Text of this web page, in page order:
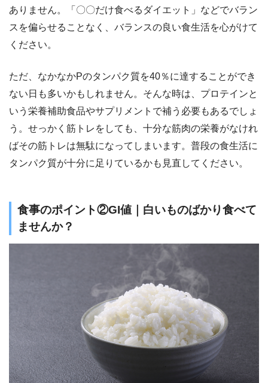
ありません。「〇〇だけ食べるダイエット」などでバラン
スを偏らせることなく、バランスの良い食生活を心がけて
ください。
ただ、なかなかPのタンパク質を40％に達することができ
ない日も多いかもしれません。そんな時は、プロテインと
いう栄養補助食品やサプリメントで補う必要もあるでしょ
う。せっかく筋トレをしても、十分な筋肉の栄養がなけれ
ばその筋トレは無駄になってしまいます。普段の食生活に
タンパク質が十分に足りているかも見直してください。
食事のポイント②GI値｜白いものばかり食べて
ませんか？